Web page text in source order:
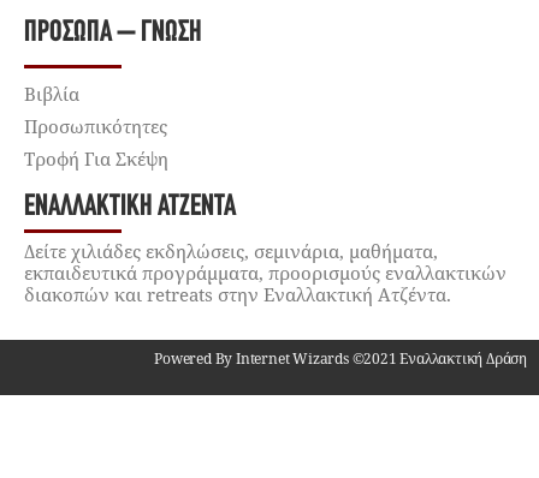
ΠΡΌΣΩΠΑ – ΓΝΏΣΗ
Βιβλία
Προσωπικότητες
Τροφή Για Σκέψη
ΕΝΑΛΛΑΚΤΙΚΉ ΑΤΖΈΝΤΑ
Δείτε χιλιάδες εκδηλώσεις, σεμινάρια, μαθήματα,
εκπαιδευτικά προγράμματα, προορισμούς εναλλακτικών
διακοπών και retreats στην Εναλλακτική Ατζέντα.
Powered By Internet Wizards ©2021 Εναλλακτική Δράση